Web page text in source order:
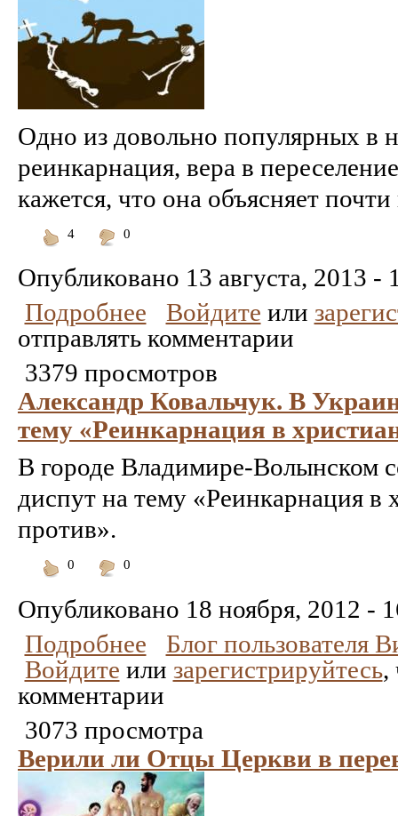
Одно из довольно популярных
реинкарнация, вера в
кажется, что она объясняет почти
4
0
Опубликовано 13 августа, 2013 -
Подробнее
Войдите или
отправлять комментарии
3379 просмотров
Александр Ковальчук. В
тему «Реинкарнация в
В городе Владимире-Волынском
диспут на тему «Реинкарнация в
против».
0
0
Опубликовано 18 ноября, 2012 -
Подробнее
Блог пользователя
Войдите или зарегистрируйтесь,
комментарии
3073 просмотра
Верили ли Отцы Церкви в